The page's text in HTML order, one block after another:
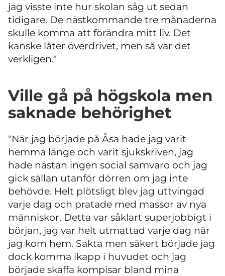
jag visste inte hur skolan såg ut sedan
tidigare. De nästkommande tre månaderna
skulle komma att förändra mitt liv. Det
kanske låter överdrivet, men så var det
verkligen."
Ville gå på högskola men
saknade behörighet
"När jag började på Åsa hade jag varit
hemma länge och varit sjukskriven, jag
hade nästan ingen social samvaro och jag
gick sällan utanför dörren om jag inte
behövde. Helt plötsligt blev jag uttvingad
varje dag och pratade med massor av nya
människor. Detta var såklart superjobbigt i
början, jag var helt utmattad varje dag när
jag kom hem. Sakta men säkert började jag
dock komma ikapp i huvudet och jag
började skaffa kompisar bland mina